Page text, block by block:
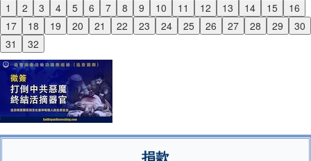
1 2 3 4 5 6 7 8 9 10 11 12 13 14 15
16
17
18 19 20 21 22 23 24 25 26 27 28 29
30
31
32
Previous
Next
捐款